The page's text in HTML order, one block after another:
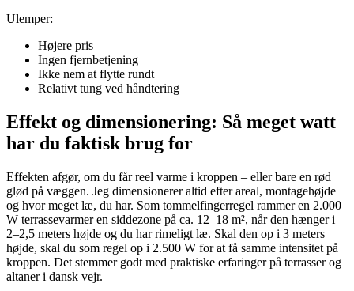
Ulemper:
Højere pris
Ingen fjernbetjening
Ikke nem at flytte rundt
Relativt tung ved håndtering
Effekt og dimensionering: Så meget watt
har du faktisk brug for
Effekten afgør, om du får reel varme i kroppen – eller bare en rød
glød på væggen. Jeg dimensionerer altid efter areal, montagehøjde
og hvor meget læ, du har. Som tommelfingerregel rammer en 2.000
W terrassevarmer en siddezone på ca. 12–18 m², når den hænger i
2–2,5 meters højde og du har rimeligt læ. Skal den op i 3 meters
højde, skal du som regel op i 2.500 W for at få samme intensitet på
kroppen. Det stemmer godt med praktiske erfaringer på terrasser og
altaner i dansk vejr.